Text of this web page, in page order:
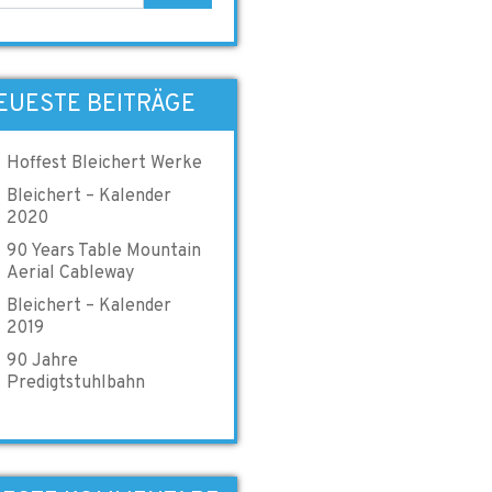
BEITRÄGE
Hoffest Bleichert Werke
Bleichert – Kalender
2020
90 Years Table Mountain
Aerial Cableway
Bleichert – Kalender
2019
90 Jahre
Predigtstuhlbahn